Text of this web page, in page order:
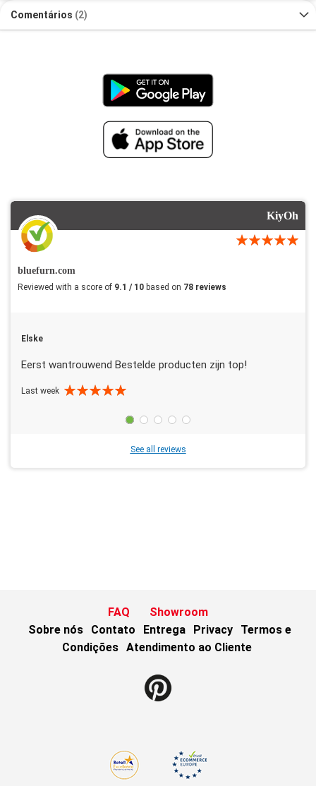
Comentários 2
KiyOh
bluefurn.com
Reviewed with a score of 9.1 / 10 based on 78 reviews
Elske
Eerst wantrouwend Bestelde producten zijn top!
Last week
See all reviews
FAQ
Showroom
Sobre nós
Contato Entrega Privacy
Termos e
Condições
Atendimento ao Cliente